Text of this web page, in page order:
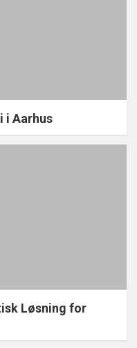
i Aarhus
Løsning for